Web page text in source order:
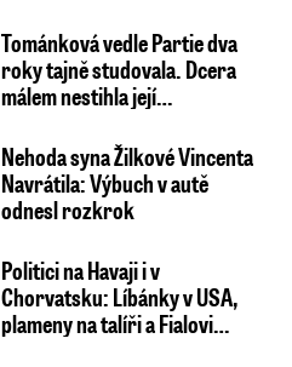
Tománková vedle Partie dva
roky tajně studovala. Dcera
málem nestihla její…
Nehoda syna Žilkové Vincenta
Navrátila: Výbuch v autě
odnesl rozkrok
Politici na Havaji i v
Chorvatsku: Líbánky v USA,
plameny na talíři a Fialovi…